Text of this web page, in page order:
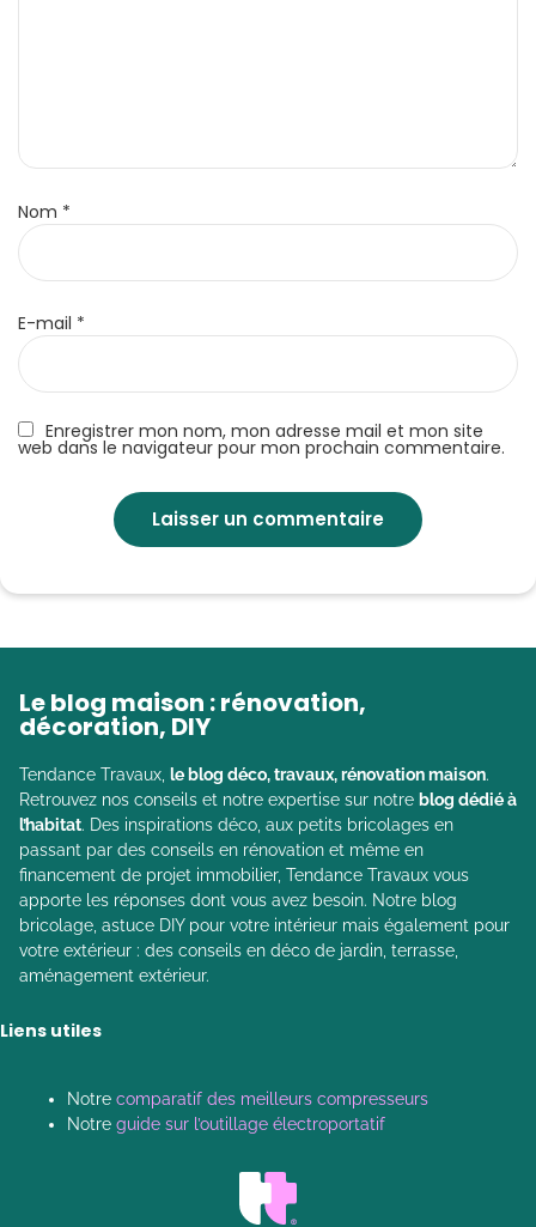
Enregistrer mon nom, mon adresse mail et mon site
web dans le navigateur pour mon prochain commentaire.
Nom *
E-mail *
Le blog maison : rénovation,
décoration, DIY
Tendance Travaux, le blog déco, travaux, rénovation maison.
Retrouvez nos conseils et notre expertise sur notre blog dédié à
l’habitat. Des inspirations déco, aux petits bricolages en
passant par des conseils en rénovation et même en
financement de projet immobilier, Tendance Travaux vous
apporte les réponses dont vous avez besoin. Notre blog
bricolage, astuce DIY pour votre intérieur mais également pour
votre extérieur : des conseils en déco de jardin, terrasse,
aménagement extérieur.
Liens utiles
Notre comparatif des meilleurs compresseurs
Notre guide sur l’outillage électroportatif